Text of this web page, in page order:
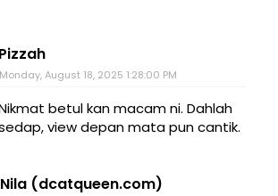
Pizzah
Monday, August 18, 2025 1:28:00 PM
betul kan macam ni. Dahlah
view depan mata pun cantik.
(dcatqueen.com)